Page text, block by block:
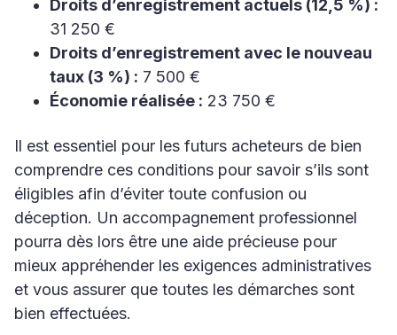
Droits d’enregistrement actuels (12,5 %) :
31 250 €
Droits d’enregistrement avec le nouveau
taux (3 %) : 7 500 €
Économie réalisée : 23 750 €
Il est essentiel pour les futurs acheteurs de bien
comprendre ces conditions pour savoir s’ils sont
éligibles afin d’éviter toute confusion ou
déception. Un accompagnement professionnel
pourra dès lors être une aide précieuse pour
mieux appréhender les exigences administratives
et vous assurer que toutes les démarches sont
bien effectuées.